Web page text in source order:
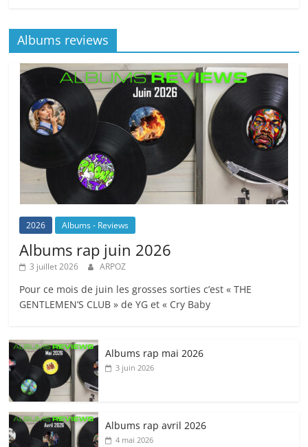
Albums reviews
2026 Albums - Reviews
Albums rap juin 2026
3 juillet 2026 ARPOZ
Pour ce mois de juin les grosses sorties c’est « THE
GENTLEMEN’S CLUB » de YG et « Cry Baby
Albums rap mai 2026
3 juin 2026
Albums rap avril 2026
4 mai 2026